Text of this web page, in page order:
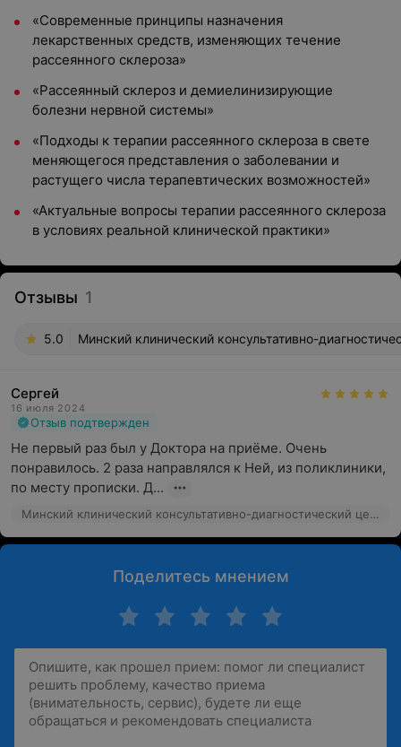
«Современные принципы назначения
лекарственных средств, изменяющих течение
рассеянного склероза»
«Рассеянный склероз и демиелинизирующие
болезни нервной системы»
«Подходы к терапии рассеянного склероза в свете
меняющегося представления о заболевании и
растущего числа терапевтических возможностей»
«Актуальные вопросы терапии рассеянного склероза
в условиях реальной клинической практики»
Отзывы 1
5.0 Минский клинический консультативно-
Сергей
16 июля 2024
Отзыв подтвержден
Не первый раз был у Доктора на приёме. Очень
понравилось. 2 раза направлялся к Ней, из поликлиники,
по месту прописки. Д...
Минский клинический консультативно-диагностический центр, ул. Семашко, 10
Поделитесь мнением